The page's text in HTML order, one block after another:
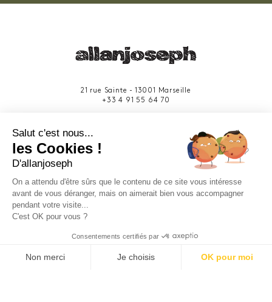
21 rue Sainte - 13001 Marseille
+33 4 91 55 64 70
Provence-Alpes-Côte d'Azur.
Salut c'est nous...
les Cookies !
D'allanjoseph
On a attendu d'être sûrs que le contenu de ce site vous intéresse
avant de vous déranger, mais on aimerait bien vous accompagner
pendant votre visite...
C'est OK pour vous ?
Consentements certifiés par
Non merci Je choisis OK pour moi